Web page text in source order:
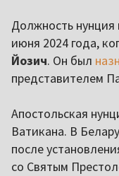
Должность нунция
июня 2024 года,
Йозич. Он был
представителем
Апостольская
Ватикана. В
после
со Святым